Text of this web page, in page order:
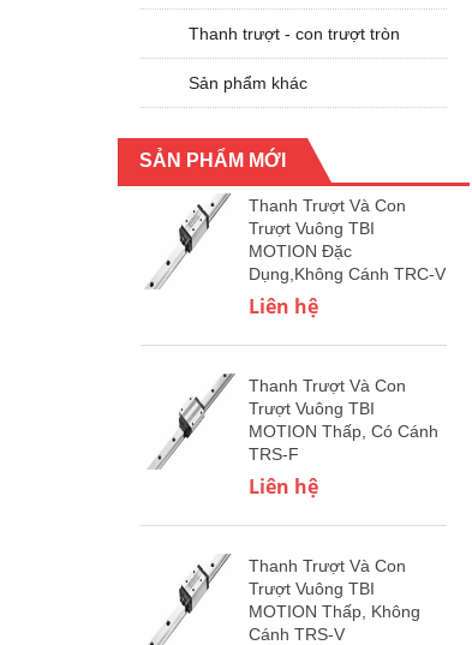
Thanh trượt - con trượt tròn
Sản phẩm khác
SẢN PHẨM MỚI
Thanh Trượt Và Con
Trượt Vuông TBI
MOTION Đặc
Dụng,Không Cánh TRC-V
Liên hệ
Thanh Trượt Và Con
Trượt Vuông TBI
MOTION Thấp, Có Cánh
TRS-F
Liên hệ
Thanh Trượt Và Con
Trượt Vuông TBI
MOTION Thấp, Không
Cánh TRS-V